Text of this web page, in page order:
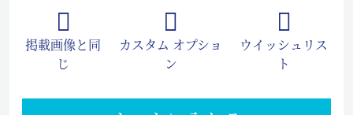
掲載画像と同
じ
カスタム オプショ
ン
ウイッシュリス
ト